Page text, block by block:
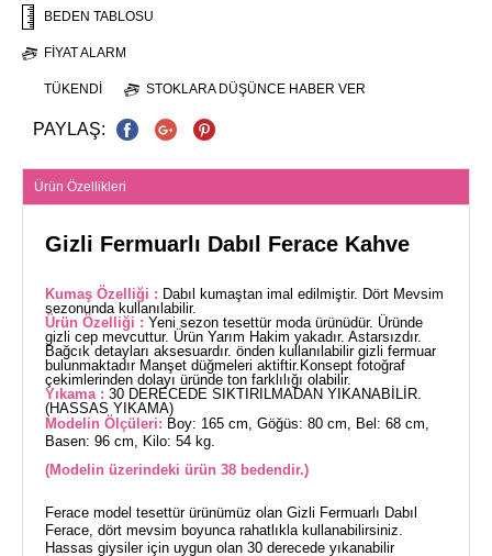
BEDEN TABLOSU
FIYAT ALARM
TÜKENDI STOKLARA DÜŞÜNCE HABER VER
PAYLAŞ:
Ürün Özellikleri
Gizli Fermuarlı Dabıl Ferace Kahve
Kumaş Özelliği : Dabıl kumaştan imal edilmiştir. Dört Mevsim
sezonunda kullanılabilir.
Ürün Özelliği : Yeni sezon tesettür moda ürünüdür. Üründe
gizli cep mevcuttur. Ürün Yarım Hakim yakadır. Astarsızdır.
Bağcık detayları aksesuardır. önden kullanılabilir gizli fermuar
bulunmaktadır Manşet düğmeleri aktiftir.Konsept fotoğraf
çekimlerinden dolayı üründe ton farklılığı olabilir.
Yıkama : 30 DERECEDE SIKTIRILMADAN YIKANABİLİR.
(HASSAS YIKAMA)
Modelin Ölçüleri: Boy: 165 cm, Göğüs: 80 cm, Bel: 68 cm,
Basen: 96 cm, Kilo: 54 kg.
(Modelin üzerindeki ürün 38 bedendir.)
Ferace model tesettür ürünümüz olan Gizli Fermuarlı Dabıl
Ferace, dört mevsim boyunca rahatlıkla kullanabilirsiniz.
Hassas giysiler için uygun olan 30 derecede yıkanabilir